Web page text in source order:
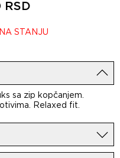
RSD
STANJU
sa zip kopčanjem.
Relaxed fit.